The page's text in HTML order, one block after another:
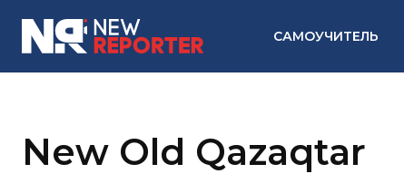
САМОУЧИТЕЛЬ
New Old Qazaqtar